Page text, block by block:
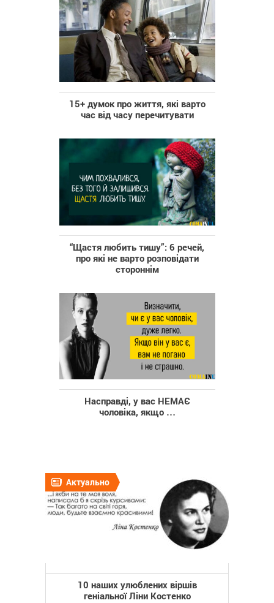
15+ думок про життя, які варто
час від часу перечитувати
“Щастя любить тишу”: 6 речей,
про які не варто розповідати
стороннім
Насправді, у вас НЕМАЄ
чоловіка, якщо …
Актуально
10 наших улюблених віршів
геніальної Ліни Костенко